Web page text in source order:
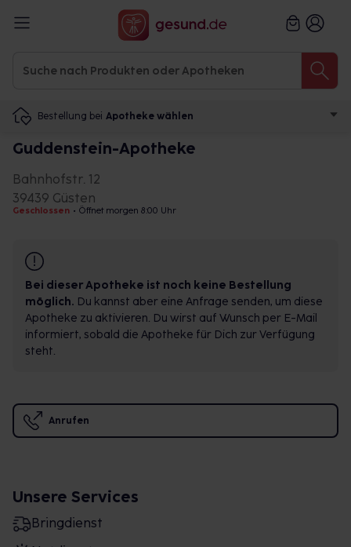
Bestellung bei Apotheke wählen
Guddenstein-Apotheke
Bahnhofstr. 12
39439 Güsten
Geschlossen • Öffnet morgen 8:00 Uhr
Bei dieser Apotheke ist noch keine Bestellung
möglich. Du kannst aber eine Anfrage senden, um diese
Apotheke zu aktivieren. Du wirst auf Wunsch per E-Mail
informiert, sobald die Apotheke für Dich zur Verfügung
steht.
Anrufen
Unsere Services
Bringdienst